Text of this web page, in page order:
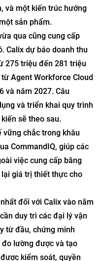
và một kiến ​​trúc hướng
sản phẩm.
qua cũng cung cấp
Calix dự báo doanh thu
275 triệu đến 281 triệu
Agent Workforce Cloud
và năm 2027. Câu
và triển khai quy trình
​​sẽ theo sau.
vững chắc trong khâu
CommandIQ, giúp các
việc cung cấp băng
giá trị thiết thực cho
đối với Calix vào năm
duy trì các đại lý vận
từ đầu, chứng minh
lường được và tạo
kiểm soát, quyền